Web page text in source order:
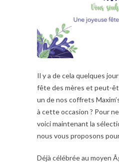
Il y a de cela quelques
fête des mères et peut-
un de nos coffrets
à cette occasion ? Pour
voici maintenant la
nous vous proposons
Déjà célébrée au moyen